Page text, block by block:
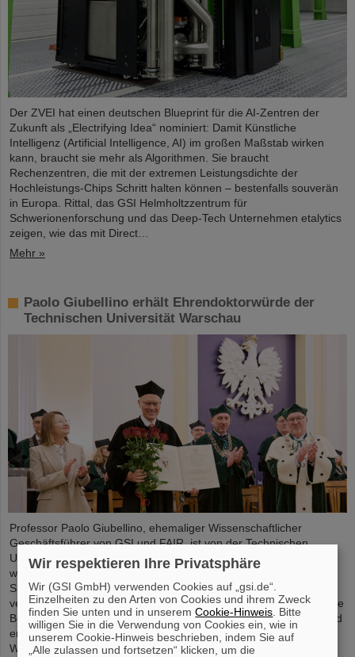
Der ZVEI hat einen deutschen Blueprint für die AI-Zentren der
Zukunft als „Electrifying Idea“ nominiert: Damit Künstliche
Intelligenz (Artificial Intelligence, AI) im großen Maßstab wirken
kann, braucht sie mehr als Algorithmen. Sie braucht
Rechenzentren, die mit der extremen Leistungsdichte der
Hochleistungs-Chips Schritt halten können – bestenfalls souverän
in Europa. Rittal, das GSI Helmholtzzentrum für
Schwerionenforschung und das Deep-Tech Unternehmen etalytics
zeigen, wie das mit Direct…
Mehr »
Paolo Giubellino erhält Ehrendoktorwürde der
Technischen Universität Warschau
Professor Paolo Giubellino, ehemaliger Wissenschaftlicher
Geschäftsführer von GSI und FAIR, ist von der Technischen
Universität Warschau mit der Ehrendoktorwürde ausgezeichnet
worden. Sie wurde am 6. Mai 2026 im Rahmen einer feierlichen
Sitzung des Senats der Technischen Universität Warschau
verliehen. Die Universität würdigt damit Giubellinos herausragende
Beiträge zur Kern- und Teilchenphysik sowie seine langjährige und
erfolgreiche Zusammenarbeit mit der Technischen Universität
Warschau. ...
Wir respektieren Ihre Privatsphäre
Wir (GSI GmbH) verwenden Cookies auf „gsi.de“.
Einzelheiten zu den Arten von Cookies und ihrem Zweck
finden Sie unten und in unseremCookie-Hinweis . Bitte
willigen Sie in die Verwendung von Cookies ein, wie in
unserem Cookie-Hinweis beschrieben, indem Sie auf
„Alle zulassen und fortsetzen“ klicken, um die